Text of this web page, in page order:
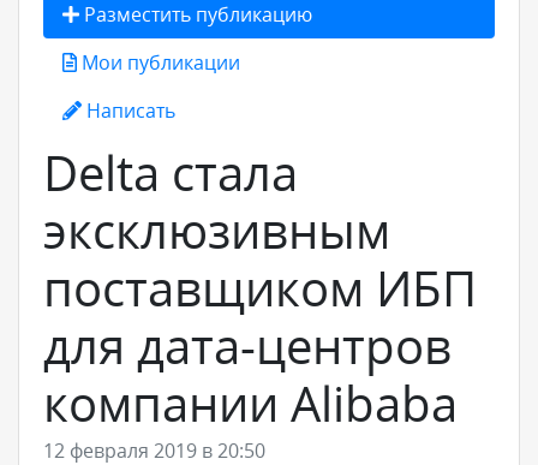
Разместить публикацию
Мои публикации
Написать
Delta стала
эксклюзивным
поставщиком ИБП
для дата-центров
компании Alibaba
12 февраля 2019 в 20:50